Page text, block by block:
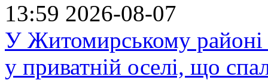
13:59 2026-08-07
У Житомирському районі
у приватній оселі, що